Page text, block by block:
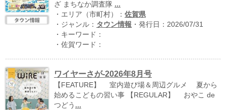
エリア
ざ まちなか調査隊 ...
・エリア（市町村）： 佐賀県
・ジャンル： タウン情報 ・発行日：2026/07/31
・キーワード：
・佐賀ワード：
ワイヤーさが-2026年8月号
【FEATURE】 室内遊び場＆周辺グルメ 夏から
始めるこどもの習い事 【REGULAR】 おやこ de
つどう ...
↓↓ ebooks専用本棚 ↓↓